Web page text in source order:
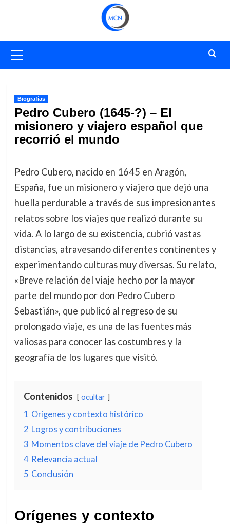
primario
Biografías
Pedro Cubero (1645-?) – El
misionero y viajero español que
recorrió el mundo
Pedro Cubero, nacido en 1645 en Aragón,
España, fue un misionero y viajero que dejó una
huella perdurable a través de sus impresionantes
relatos sobre los viajes que realizó durante su
vida. A lo largo de su existencia, cubrió vastas
distancias, atravesando diferentes continentes y
experimentando culturas muy diversas. Su relato,
«Breve relación del viaje hecho por la mayor
parte del mundo por don Pedro Cubero
Sebastián», que publicó al regreso de su
prolongado viaje, es una de las fuentes más
valiosas para conocer las costumbres y la
geografía de los lugares que visitó.
Contenidos ocultar
1 Orígenes y contexto histórico
2 Logros y contribuciones
3 Momentos clave del viaje de Pedro Cubero
4 Relevancia actual
5 Conclusión
Orígenes y contexto